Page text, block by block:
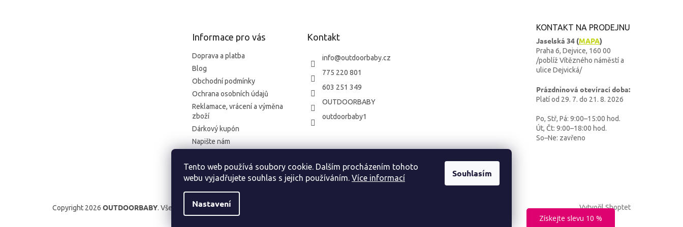
Tento web používá soubory cookie. Dalším procházením tohoto
webu vyjadřujete souhlas s jejich používáním. Více informací
Nastavení
Souhlasím
r
k
y
ý
p
u
Informace pro vás
Doprava a platba
Blog
Obchodní podmínky
Ochrana osobních údajů
Reklamace, vrácení a výměna
zboží
Dárkový kupón
Napište nám
Formulář pro vrácení zboží
Kontakt
info@outdoorbaby.cz
775 220 801
603 251 349
OUTDOORBABY
outdoorbaby1
KONTAKT NA PRODEJNU
Jaselská 34 (MAPA)
Praha 6, Dejvice, 160 00
/poblíž Vítězného náměstí a
ulice Dejvická/
Prázdninová otevírací doba:
Platí od 29. 7. do 21. 8. 2026
Po, Stř, Pá: 9:00–15:00 hod.
Út, Čt: 9:00–18:00 hod.
So–Ne: zavřeno
Vytvořil Shoptet
Copyright 2026 OUTDOORBABY. Všechna práva vyhrazena.
Získejte slevu 10 %